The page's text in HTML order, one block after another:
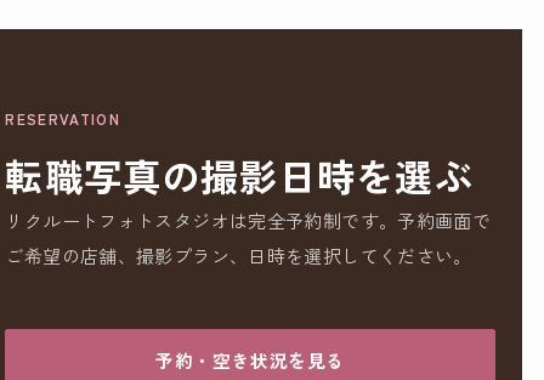
RESERVATION
転職写真の撮影日時を選ぶ
リクルートフォトスタジオは完全予約制です。予約画面で
ご希望の店舗、撮影プラン、日時を選択してください。
予約・空き状況を見る